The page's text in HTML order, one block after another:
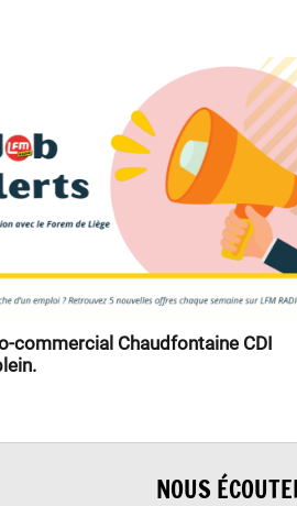
commercial Chaudfontaine CDI
NOUS